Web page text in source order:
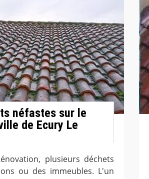
néfastes sur le
de Ecury Le
plusieurs déchets
ou des immeubles. L'un